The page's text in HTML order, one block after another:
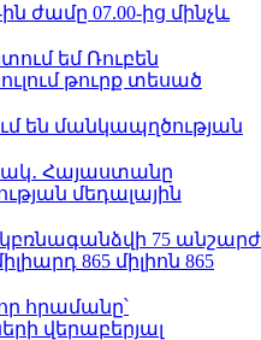
ին ժամը 07.00-ից մինչև
եմ Ռուբեն
թուրք տեսած
են մանկապղծության
Հայաստանը
մեդալային
75 անշարժ
865 միլիոն 865
հրամանը՝
վերաբերյալ